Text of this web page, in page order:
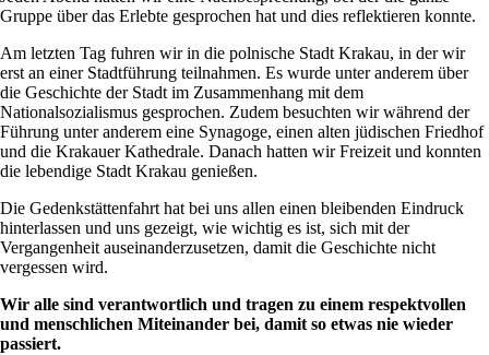
Gruppe über das Erlebte gesprochen hat und dies reflektieren konnte.
Am letzten Tag fuhren wir in die polnische Stadt Krakau, in der wir
erst an einer Stadtführung teilnahmen. Es wurde unter anderem über
die Geschichte der Stadt im Zusammenhang mit dem
Nationalsozialismus gesprochen. Zudem besuchten wir während der
Führung unter anderem eine Synagoge, einen alten jüdischen Friedhof
und die Krakauer Kathedrale. Danach hatten wir Freizeit und konnten
die lebendige Stadt Krakau genießen.
Die Gedenkstättenfahrt hat bei uns allen einen bleibenden Eindruck
hinterlassen und uns gezeigt, wie wichtig es ist, sich mit der
Vergangenheit auseinanderzusetzen, damit die Geschichte nicht
vergessen wird.
Wir alle sind verantwortlich und tragen zu einem respektvollen
und menschlichen Miteinander bei, damit so etwas nie wieder
passiert.